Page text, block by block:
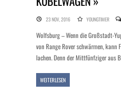
23 NOV, 2016 YOUNGTIMER
Wolfsburg – Wenn die Großstadt-
von Range Rover schwärmen, kann
lachen. Denn der Mittfünfziger aus
WEITERLESEN